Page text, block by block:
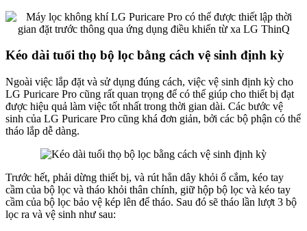
Kéo dài tuổi thọ bộ lọc bằng cách vệ sinh định kỳ
Ngoài việc lắp đặt và sử dụng đúng cách, việc vệ sinh định kỳ cho
LG Puricare Pro cũng rất quan trọng để có thể giúp cho thiết bị đạt
được hiệu quả làm việc tốt nhất trong thời gian dài. Các bước vệ
sinh của LG Puricare Pro cũng khá đơn giản, bởi các bộ phận có thể
tháo lắp dễ dàng.
Trước hết, phải dừng thiết bị, và rút hẳn dây khỏi ổ cắm, kéo tay
cầm của bộ lọc và tháo khỏi thân chính, giữ hộp bộ lọc và kéo tay
cầm của bộ lọc bảo vệ kép lên để tháo. Sau đó sẽ tháo lần lượt 3 bộ
lọc ra và vệ sinh như sau: